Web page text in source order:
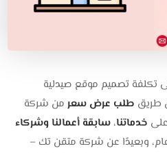
تكلفة تصميم موقع صيدلية
طريق طلب عرض سعر من شركة
خدماتنا،سابقة أعمالنا وشركاء
وبعيدًا عن شركة متقن تك –